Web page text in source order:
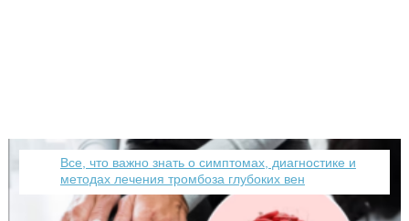
Все, что важно знать о симптомах, диагностике и
методах лечения тромбоза глубоких вен